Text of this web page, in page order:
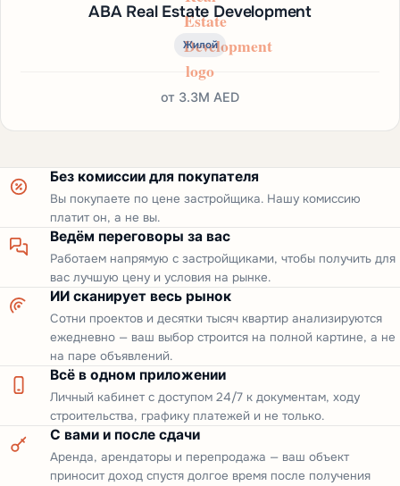
ABA Real Estate Development
Жилой
от 3.3M AED
Без комиссии для покупателя
Вы покупаете по цене застройщика. Нашу комиссию
платит он, а не вы.
Ведём переговоры за вас
Работаем напрямую с застройщиками, чтобы получить для
вас лучшую цену и условия на рынке.
ИИ сканирует весь рынок
Сотни проектов и десятки тысяч квартир анализируются
ежедневно — ваш выбор строится на полной картине, а не
на паре объявлений.
Всё в одном приложении
Личный кабинет с доступом 24/7 к документам, ходу
строительства, графику платежей и не только.
С вами и после сдачи
Аренда, арендаторы и перепродажа — ваш объект
приносит доход спустя долгое время после получения